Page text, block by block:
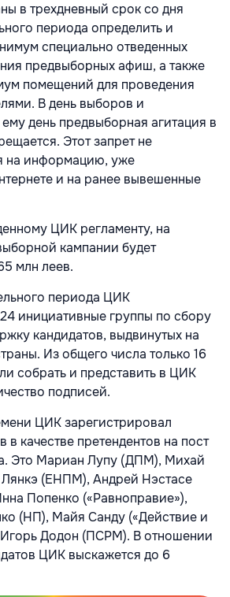
в трехдневный срок со дня
периода определить и
специально отведенных
предвыборных афиш, а также
помещений для проведения
В день выборов и
день предвыборная агитация в
Этот запрет не
на информацию, уже
и на ранее вывешенные
ЦИК регламенту, на
кампании будет
млн леев.
периода ЦИК
инициативные группы по сбору
кандидатов, выдвинутых на
Из общего числа только 16
собрать и представить в ЦИК
подписей.
ЦИК зарегистрировал
в качестве претендентов на пост
Это Мариан Лупу (ДПМ), Михай
(ЕНПМ), Андрей Нэстасе
Попенко («Равноправие»),
(НП), Майя Санду («Действие и
Игорь Додон (ПСРМ). В отношении
ЦИК выскажется до 6